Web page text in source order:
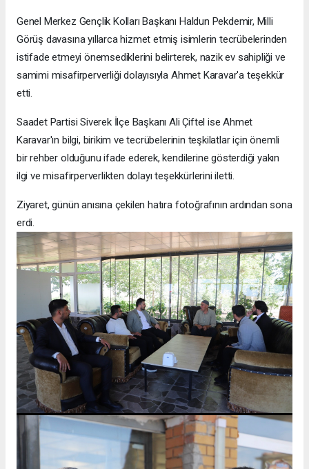
Genel Merkez Gençlik Kolları Başkanı Haldun Pekdemir, Milli
Görüş davasına yıllarca hizmet etmiş isimlerin tecrübelerinden
istifade etmeyi önemsediklerini belirterek, nazik ev sahipliği ve
samimi misafirperverliği dolayısıyla Ahmet Karavar'a teşekkür
etti.
Saadet Partisi Siverek İlçe Başkanı Ali Çiftel ise Ahmet
Karavar'ın bilgi, birikim ve tecrübelerinin teşkilatlar için önemli
bir rehber olduğunu ifade ederek, kendilerine gösterdiği yakın
ilgi ve misafirperverlikten dolayı teşekkürlerini iletti.
Ziyaret, günün anısına çekilen hatıra fotoğrafının ardından sona
erdi.